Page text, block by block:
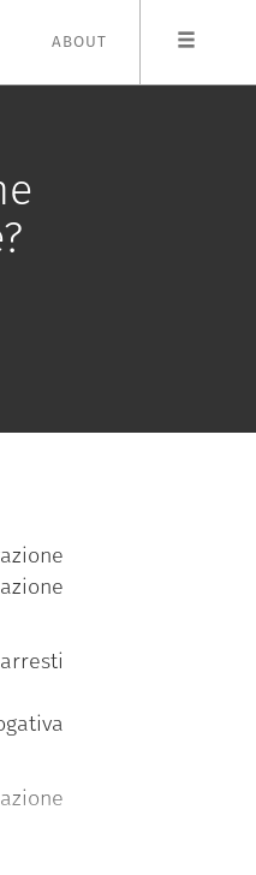
ABOUT